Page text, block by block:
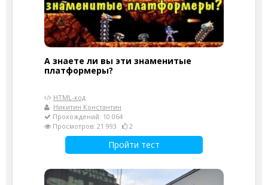
А знаете ли вы эти знаменитые
платформеры?
HTML-код
Никитин Константин
Прохождений: 10 064
Просмотров: 21 993
2
Пройти тест